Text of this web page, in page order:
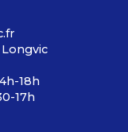
Longvic
18h
17h